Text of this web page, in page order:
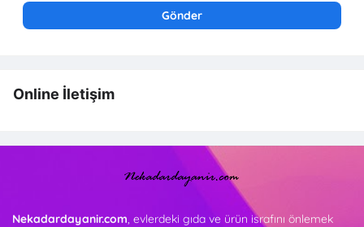
Online İletişim
Nekadardayanir.com, evlerdeki gıda ve ürün israfını önlemek